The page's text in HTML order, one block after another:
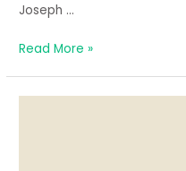
Joseph …
Read More »